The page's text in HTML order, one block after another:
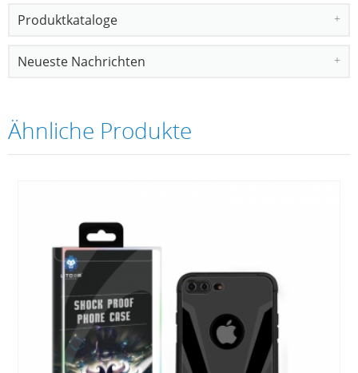
Produktkataloge
Neueste Nachrichten
Ähnliche Produkte